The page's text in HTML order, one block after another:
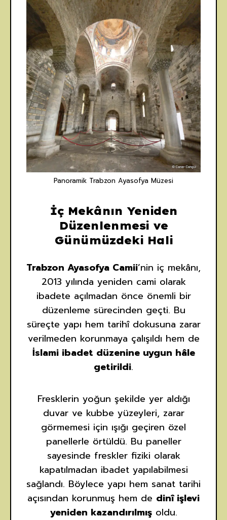
Panoramik Trabzon Ayasofya Müzesi
İç Mekânın Yeniden
Düzenlenmesi ve
Günümüzdeki Hali
Trabzon Ayasofya Camii’nin iç mekânı,
2013 yılında yeniden cami olarak
ibadete açılmadan önce önemli bir
düzenleme sürecinden geçti. Bu
süreçte yapı hem tarihî dokusuna zarar
verilmeden korunmaya çalışıldı hem de
İslami ibadet düzenine uygun hâle
getirildi.
Fresklerin yoğun şekilde yer aldığı
duvar ve kubbe yüzeyleri, zarar
görmemesi için ışığı geçiren özel
panellerle örtüldü. Bu paneller
sayesinde freskler fiziki olarak
kapatılmadan ibadet yapılabilmesi
sağlandı. Böylece yapı hem sanat tarihi
açısından korunmuş hem de dinî işlevi
yeniden kazandırılmışoldu.